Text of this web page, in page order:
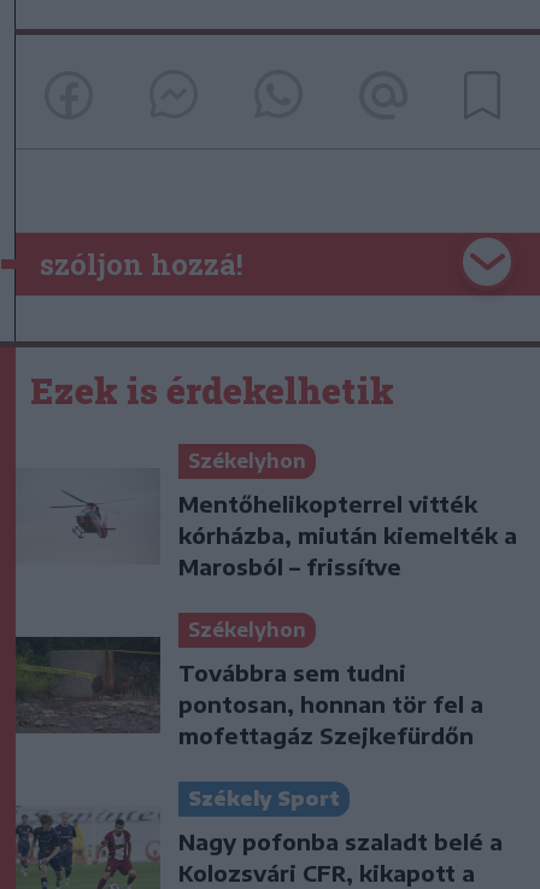
szóljon hozzá!
Ezek is érdekelhetik
Székelyhon
Mentőhelikopterrel vitték
kórházba, miután kiemelték a
Marosból – frissítve
Székelyhon
Továbbra sem tudni
pontosan, honnan tör fel a
mofettagáz Szejkefürdőn
Székely Sport
Nagy pofonba szaladt belé a
Kolozsvári CFR, kikapott a